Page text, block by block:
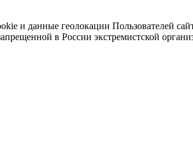
и данные геолокации Пользователей
в России экстремистской